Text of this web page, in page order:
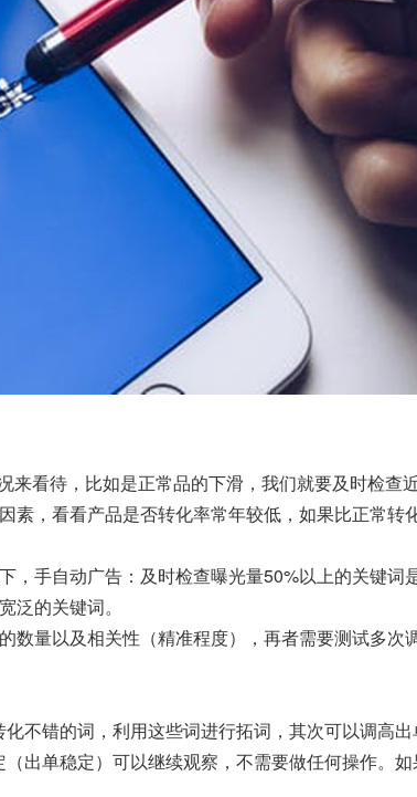
看待，比如是正常品的下滑，我们就要及时检
素，看看产品是否转化率常年较低，如果比正常
，手自动广告：及时检查曝光量50%以上的关键
泛的关键词。
数量以及相关性（精准程度），再者需要测试多
不错的词，利用这些词进行拓词，其次可以调高出
出单稳定）可以继续观察，不需要做任何操作。